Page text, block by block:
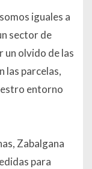
iguales a
sector de
un olvido de las
las parcelas,
entorno
Zabalgana
para